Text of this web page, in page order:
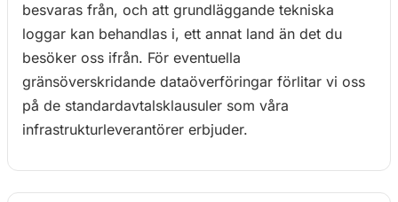
besvaras från, och att grundläggande tekniska
loggar kan behandlas i, ett annat land än det du
besöker oss ifrån. För eventuella
gränsöverskridande dataöverföringar förlitar vi oss
på de standardavtalsklausuler som våra
infrastrukturleverantörer erbjuder.